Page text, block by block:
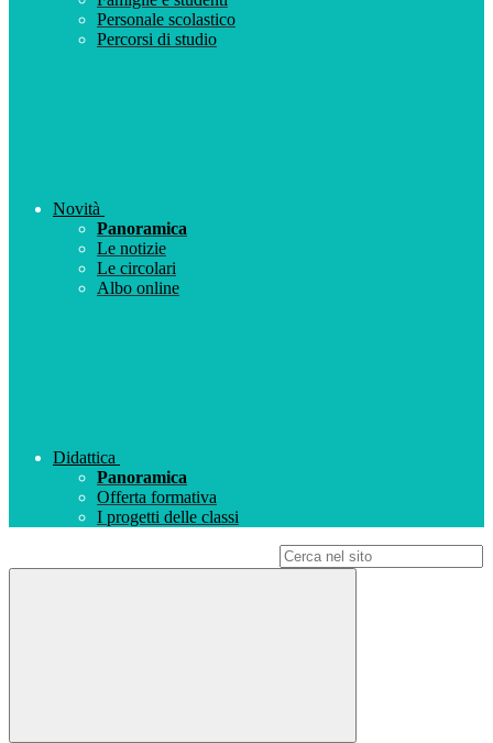
Personale scolastico
Percorsi di studio
Novità
Panoramica
Le notizie
Le circolari
Albo online
Didattica
Panoramica
Offerta formativa
I progetti delle classi